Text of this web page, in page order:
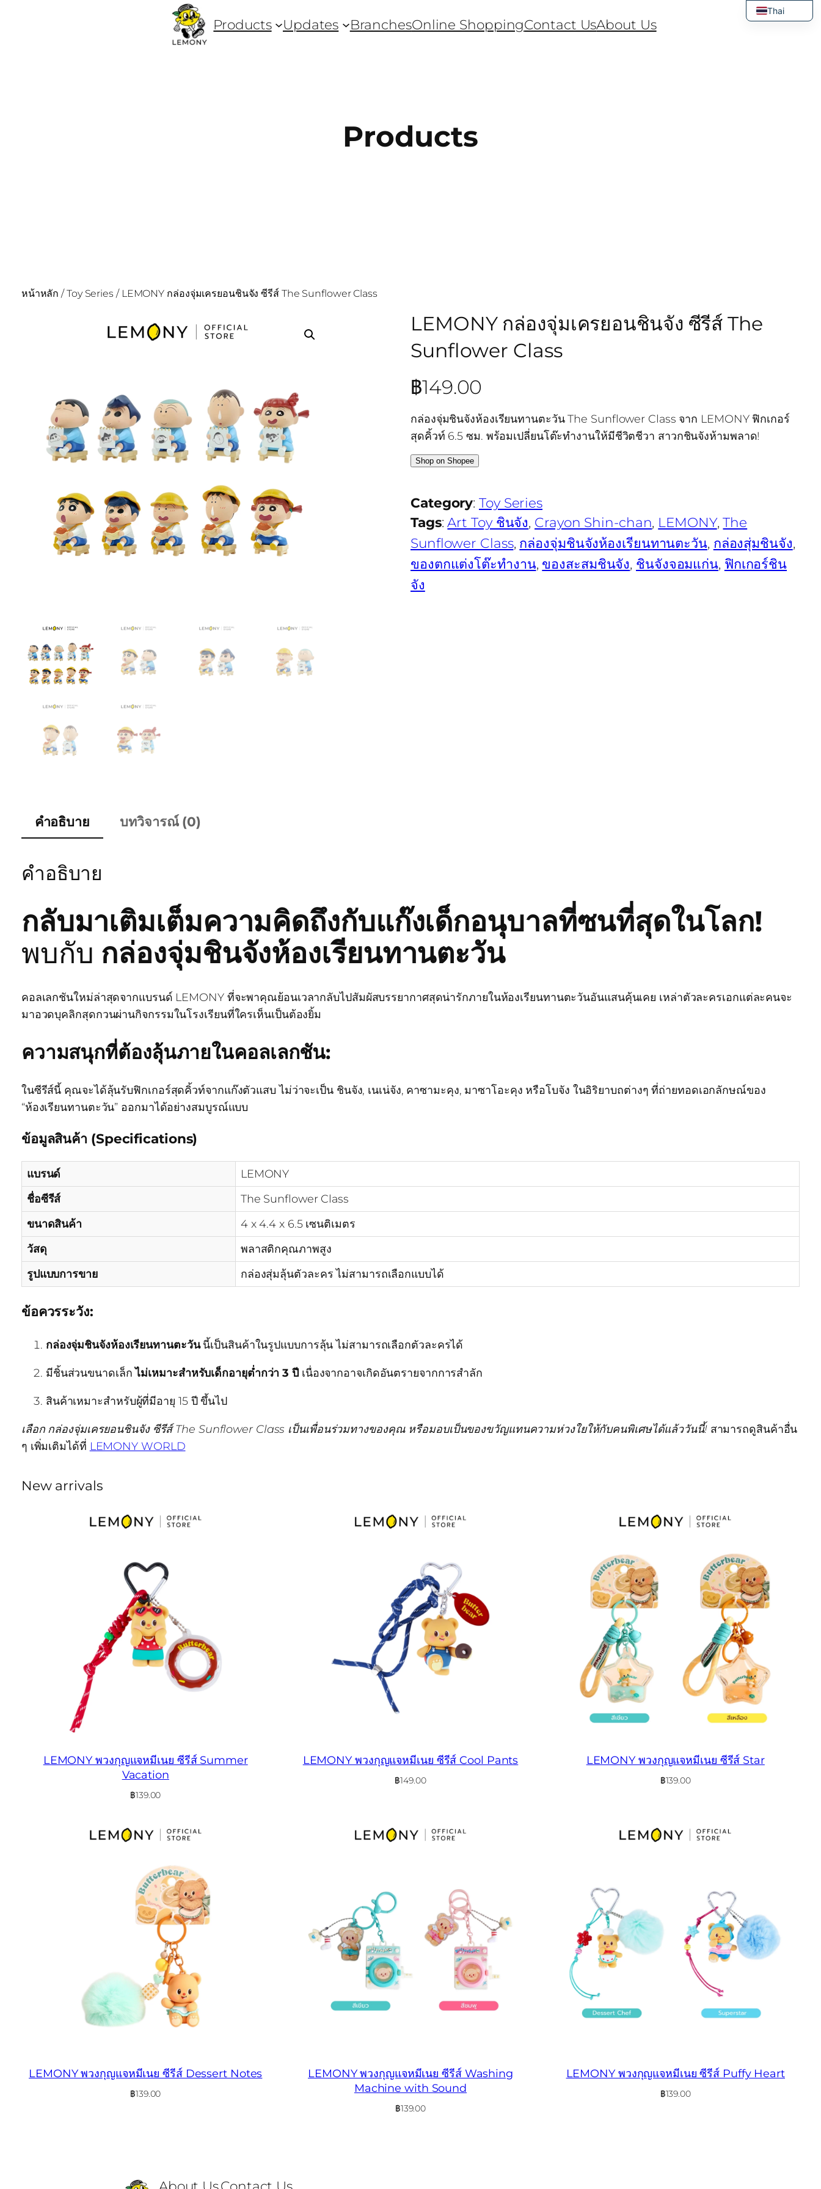
Products Updates BranchesOnline ShoppingContact UsAbout Us
Products
หน้าหลัก /Toy Series / LEMONY กล่องจุ่มเครยอนชินจัง ซีรีส์ The Sunflower Class
LEMONY กล่องจุ่มเครยอนชินจัง ซีรีส์ The
Sunflower Class
฿149.00
กล่องจุ่มชินจังห้องเรียนทานตะวัน The Sunflower Class จาก LEMONY ฟิกเกอร์
สุดคิ้วท์ 6.5 ซม. พร้อมเปลี่ยนโต๊ะทำงานให้มีชีวิตชีวา สาวกชินจังห้ามพลาด!
Shop on Shopee
Category:Toy Series
Tags:Art Toy ชินจัง, Crayon Shin-chan, LEMONY, The
Sunflower Class, กล่องจุ่มชินจังห้องเรียนทานตะวัน, กล่องสุ่มชินจัง
ของตกแต่งโต๊ะทำงาน, ของสะสมชินจัง, ชินจังจอมแก่น, ฟิกเกอร์ชิน
จัง
คำอธิบาย บทวิจารณ์ (0)
คำอธิบาย
กลับมาเติมเต็มความคิดถึงกับแก๊งเด็กอนุบาลที่ซนที่สุดในโลก!
พบกับ กล่องจุ่มชินจังห้องเรียนทานตะวัน
คอลเลกชันใหม่ล่าสุดจากแบรนด์ LEMONY ที่จะพาคุณย้อนเวลากลับไปสัมผัสบรรยากาศสุดน่ารักภายในห้องเรียนทานตะวันอันแสนคุ้นเคย เหล่าตัวละครเอกแต่ละคนจะ
มาอวดบุคลิกสุดกวนผ่านกิจกรรมในโรงเรียนที่ใครเห็นเป็นต้องยิ้ม
ความสนุกที่ต้องลุ้นภายในคอลเลกชัน:
ในซีรีส์นี้ คุณจะได้ลุ้นรับฟิกเกอร์สุดคิ้วท์จากแก๊งตัวแสบ ไม่ว่าจะเป็น ชินจัง, เนเน่จัง, คาซามะคุง, มาซาโอะคุง หรือโบจัง ในอิริยาบถต่างๆ ที่ถ่ายทอดเอกลักษณ์ของ
“ห้องเรียนทานตะวัน” ออกมาได้อย่างสมบูรณ์แบบ
ข้อมูลสินค้า (Specifications)
แบรนด์
LEMONY
ชื่อซีรีส์
The Sunflower Class
ขนาดสินค้า
4 x 4.4 x 6.5 เซนติเมตร
วัสดุ
พลาสติกคุณภาพสูง
รูปแบบการขาย
กล่องสุ่มลุ้นตัวละคร ไม่สามารถเลือกแบบได้
ข้อควรระวัง:
กล่องจุ่มชินจังห้องเรียนทานตะวันนี้เป็นสินค้าในรูปแบบการลุ้น ไม่สามารถเลือกตัวละครได้
มีชิ้นส่วนขนาดเล็กไม่เหมาะสำหรับเด็กอายุต่ำกว่า 3 ปีเนื่องจากอาจเกิดอันตรายจากการสำลัก
สินค้าเหมาะสำหรับผู้ที่มีอายุ 15 ปี ขึ้นไป
เลือก กล่องจุ่มเครยอนชินจัง ซีรีส์ The Sunflower Class เป็นเพื่อนร่วมทางของคุณ หรือมอบเป็นของขวัญแทนความห่วงใยให้กับคนพิเศษได้แล้ววันนี้! สามารถดูสินค้าอื่น
ๆ เพิ่มเติมได้ที่ LEMONY WORLD
New arrivals
LEMONY พวงกุญแจหมีเนย ซีรีส์ Summer
Vacation
฿139.00
LEMONY พวงกุญแจหมีเนย ซีรีส์ Cool Pants
฿149.00
LEMONY พวงกุญแจหมีเนย ซีรีส์ Star
฿139.00
LEMONY พวงกุญแจหมีเนย ซีรีส์ Dessert Notes
฿139.00
LEMONY พวงกุญแจหมีเนย ซีรีส์ Washing
Machine with Sound
฿139.00
LEMONY พวงกุญแจหมีเนย ซีรีส์ Puffy Heart
฿139.00
About UsContact Us
Thai